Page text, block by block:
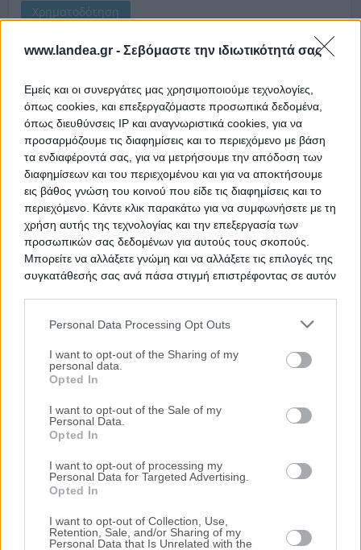
www.landea.gr - Σεβόμαστε την ιδιωτικότητά σας
Εμείς και οι συνεργάτες μας χρησιμοποιούμε τεχνολογίες,
όπως cookies, και επεξεργαζόμαστε προσωπικά δεδομένα,
όπως διευθύνσεις IP και αναγνωριστικά cookies, για να
προσαρμόζουμε τις διαφημίσεις και το περιεχόμενο με βάση
τα ενδιαφέροντά σας, για να μετρήσουμε την απόδοση των
διαφημίσεων και του περιεχομένου και για να αποκτήσουμε
εις βάθος γνώση του κοινού που είδε τις διαφημίσεις και το
περιεχόμενο. Κάντε κλικ παρακάτω για να συμφωνήσετε με τη
χρήση αυτής της τεχνολογίας και την επεξεργασία των
προσωπικών σας δεδομένων για αυτούς τους σκοπούς.
Μπορείτε να αλλάξετε γνώμη και να αλλάξετε τις επιλογές της
συγκατάθεσής σας ανά πάσα στιγμή επιστρέφοντας σε αυτόν
services and may gather and store information including but
not limited to your visit or usage behaviour. You may click to
grant or deny consent to Google and its third-party tags to
use your data for below specified purposes in below Google
consent section.
Personal Data Processing Opt Outs
I want to opt-out of the Sharing of my
personal data.
Opted In
I want to opt-out of the Sale of my
Personal Data.
Opted In
I want to opt-out of processing my
Personal Data for Targeted Advertising.
Opted In
I want to opt-out of Collection, Use,
Retention, Sale, and/or Sharing of my
Personal Data that Is Unrelated with the
Χρηματοδότηση
44.000 €
Ημ. Διεξαγωγής:
30/09/2026
Διαμέρισμα 141 τ.μ.
Κουντουριώτου 39 & Γενναδίου, Ιωάννινα, Νομός
Ιωαννίνων
140.93 m² 1ος 4 Υ/Δ
Χρηματοδότηση
Πρώτη Προσφορά:
207.000 €
Ημ. Διεξαγωγής:
13/01/2027